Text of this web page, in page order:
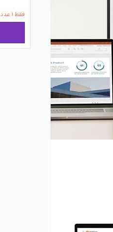
فقط ۱ عدد از این کالا مونده